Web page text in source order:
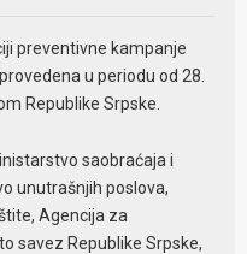
preventivne kampanje
u periodu od 28.
Republike Srpske.
saobraćaja i
unutrašnjih poslova,
Agencija za
savez Republike Srpske,